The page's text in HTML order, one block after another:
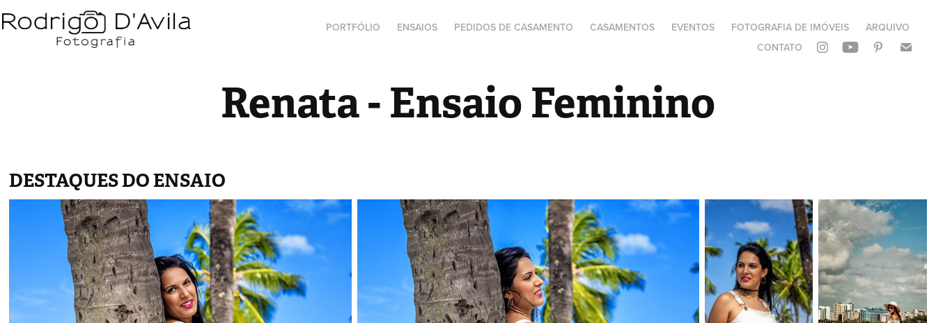
PORTFÓLIO ENSAIOS PEDIDOS DE CASAMENTO CASAMENTOS EVENTOS FOTOGRAFIA DE IMÓVEIS
ARQUIVO
CONTATO
Renata - Ensaio Feminino
DESTAQUES DO ENSAIO